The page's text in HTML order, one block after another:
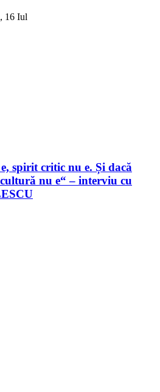
16 Iul
spirit critic nu e. Și dacă
nu e“ – interviu cu